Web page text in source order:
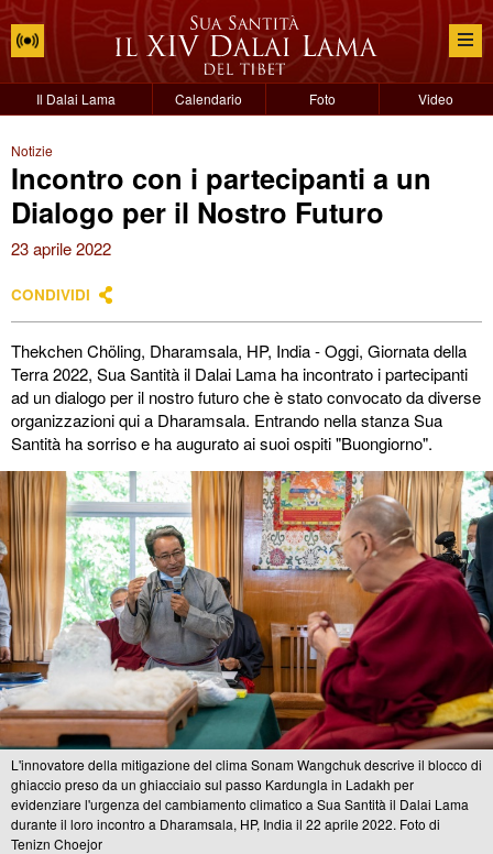
Il Dalai Lama Calendario Foto Video
Notizie
Incontro con i partecipanti a un
Dialogo per il Nostro Futuro
23 aprile 2022
CONDIVIDI
Thekchen Chöling, Dharamsala, HP, India - Oggi, Giornata della
Terra 2022, Sua Santità il Dalai Lama ha incontrato i partecipanti
ad un dialogo per il nostro futuro che è stato convocato da diverse
organizzazioni qui a Dharamsala. Entrando nella stanza Sua
Santità ha sorriso e ha augurato ai suoi ospiti "Buongiorno".
L'innovatore della mitigazione del clima Sonam Wangchuk descrive il blocco di
ghiaccio preso da un ghiacciaio sul passo Kardungla in Ladakh per
evidenziare l'urgenza del cambiamento climatico a Sua Santità il Dalai Lama
durante il loro incontro a Dharamsala, HP, India il 22 aprile 2022. Foto di
Tenizn Choejor